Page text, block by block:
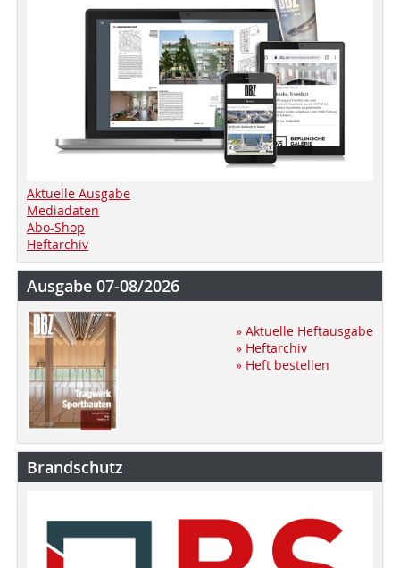
Aktuelle Ausgabe
Mediadaten
Abo-Shop
Heftarchiv
Ausgabe 07-08/2026
» Aktuelle Heftausgabe
» Heftarchiv
» Heft bestellen
Brandschutz